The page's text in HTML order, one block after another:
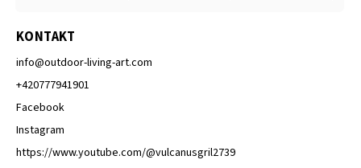
KONTAKT
info@outdoor-living-art.com
+420777941901
Facebook
Instagram
https://www.youtube.com/@vulcanusgril2739